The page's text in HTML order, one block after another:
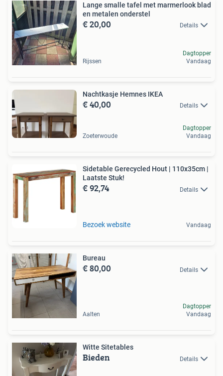
Lange smalle tafel met marmerlook blad
en metalen onderstel
€ 20,00 Details
Rijssen
Dagtopper
Vandaag
Nachtkasje Hemnes IKEA
€ 40,00 Details
Zoeterwoude
Dagtopper
Vandaag
Sidetable Gerecycled Hout | 110x35cm |
Laatste Stuk!
€ 92,74 Details
Bezoek website Vandaag
Bureau
€ 80,00 Details
Aalten
Dagtopper
Vandaag
Witte Sitetables
Bieden Details